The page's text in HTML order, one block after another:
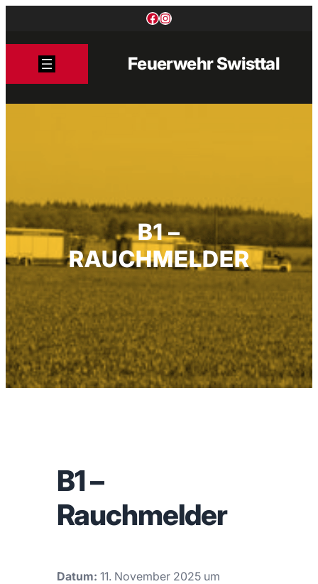
Facebook
Instagram
Feuerwehr Swisttal
B1 –
RAUCHMELDER
B1 –
Rauchmelder
Datum: 11. November 2025 um